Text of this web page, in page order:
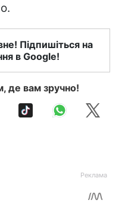
Підпишіться на
в Google!
де вам зручно!